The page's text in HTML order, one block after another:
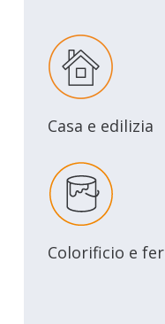
Casa e edilizia
Colorificio e